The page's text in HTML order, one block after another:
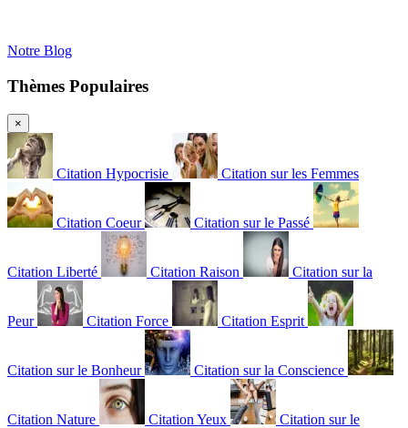
Notre Blog
Thèmes Populaires
×
Citation Hypocrisie Citation sur les Femmes
Citation Coeur Citation sur le Passé
Citation Liberté Citation Raison Citation sur la
Peur Citation Force Citation Esprit
Citation sur le Bonheur Citation sur la Conscience
Citation Nature Citation Yeux Citation sur le